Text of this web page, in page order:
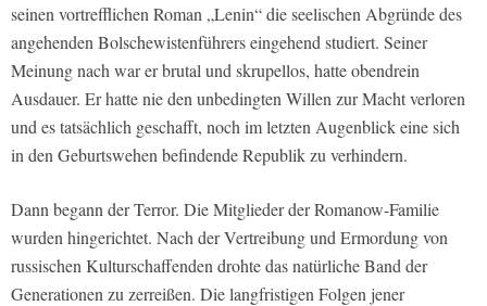
seinen vortrefflichen Roman „Lenin“ die seelischen Abgründe des
angehenden Bolschewistenführers eingehend studiert. Seiner
Meinung nach war er brutal und skrupellos, hatte obendrein
Ausdauer. Er hatte nie den unbedingten Willen zur Macht verloren
und es tatsächlich geschafft, noch im letzten Augenblick eine sich
in den Geburtswehen befindende Republik zu verhindern.
Dann begann der Terror. Die Mitglieder der Romanow-Familie
wurden hingerichtet. Nach der Vertreibung und Ermordung von
russischen Kulturschaffenden drohte das natürliche Band der
Generationen zu zerreißen. Die langfristigen Folgen jener